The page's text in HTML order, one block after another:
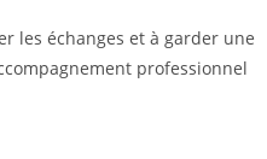
les échanges et à garder une
professionnel